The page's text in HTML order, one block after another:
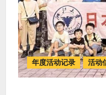
年度活动记录 活动